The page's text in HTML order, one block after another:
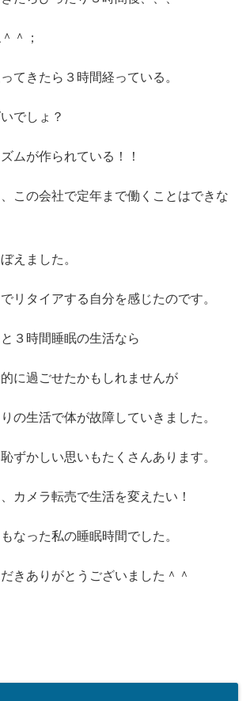
＾；
てきたら３時間経っている。
でしょ？
ムが作られている！！
この会社で定年まで働くことはできな
えました。
リタイアする自分を感じたのです。
３時間睡眠の生活なら
に過ごせたかもしれませんが
の生活で体が故障していきました。
ずかしい思いもたくさんあります。
カメラ転売で生活を変えたい！
なった私の睡眠時間でした。
きありがとうございました＾＾